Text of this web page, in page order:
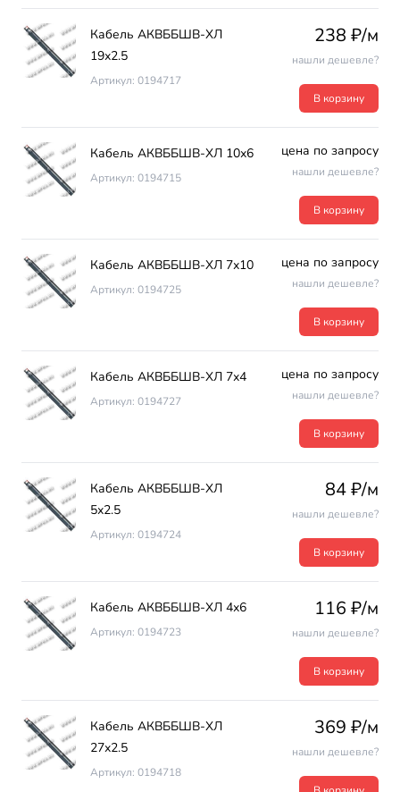
Кабель АКВББШВ-ХЛ
19х2.5
Артикул: 0194717
238 ₽/м
нашли дешевле?
В корзину
Кабель АКВББШВ-ХЛ 10х6
Артикул: 0194715
цена по запросу
нашли дешевле?
В корзину
Кабель АКВББШВ-ХЛ 7х10
Артикул: 0194725
цена по запросу
нашли дешевле?
В корзину
Кабель АКВББШВ-ХЛ 7х4
Артикул: 0194727
цена по запросу
нашли дешевле?
В корзину
Кабель АКВББШВ-ХЛ
5х2.5
Артикул: 0194724
84 ₽/м
нашли дешевле?
В корзину
Кабель АКВББШВ-ХЛ 4х6
Артикул: 0194723
116 ₽/м
нашли дешевле?
В корзину
Кабель АКВББШВ-ХЛ
27х2.5
Артикул: 0194718
369 ₽/м
нашли дешевле?